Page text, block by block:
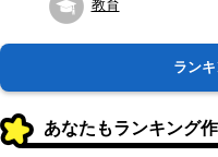
教育
ラン
あなたもランキング